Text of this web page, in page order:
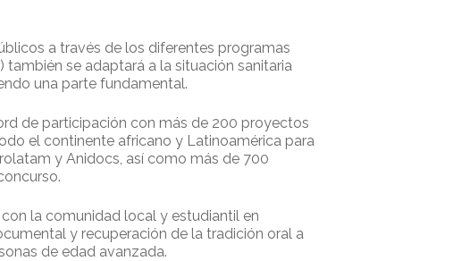
a través de los diferentes programas
también se adaptará a la situación sanitaria
una parte fundamental.
de participación con más de 200 proyectos
el continente africano y Latinoamérica para
y Anidocs, así como más de 700
la comunidad local y estudiantil en
y recuperación de la tradición oral a
de edad avanzada.